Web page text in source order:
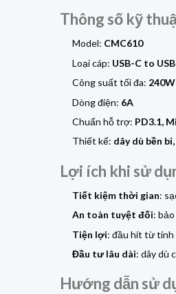
Thông số kỹ
Model: CMC610
Loại cáp: USB-C to
Công suất tối đa: 240W
Dòng điện: 6A
Chuẩn hỗ trợ: PD3.1,
Thiết kế: dây dù bền
Lợi ích khi sử
Tiết kiệm thời gian:
An toàn tuyệt đối:
Tiện lợi: đầu hít từ tính
Đầu tư lâu dài: dây dù
Hướng dẫn sử